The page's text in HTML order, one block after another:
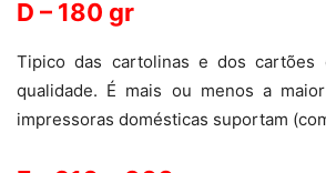
D – 180 gr
Tipico das cartolinas e dos cartões
qualidade. É mais ou menos a
impressoras domésticas suportam